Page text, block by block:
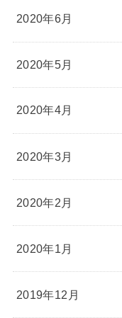
2020年6月
2020年5月
2020年4月
2020年3月
2020年2月
2020年1月
2019年12月